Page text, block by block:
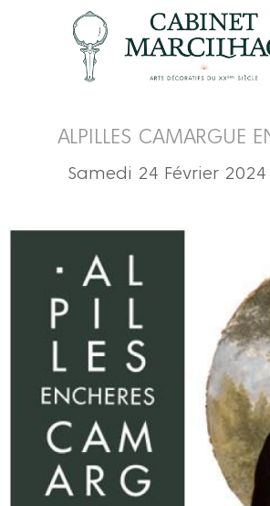
ALPILLES CAMARGUE
Samedi 24 Février